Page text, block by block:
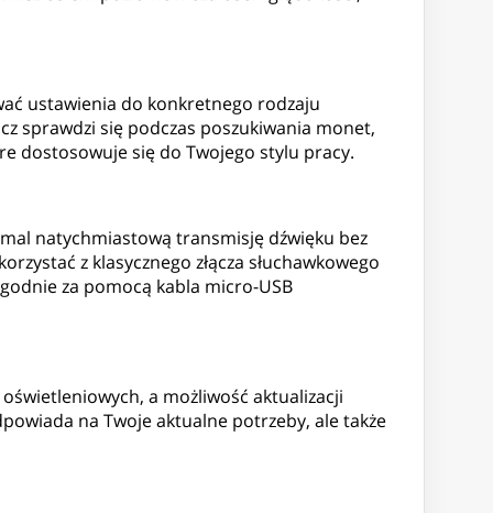
ustawienia do konkretnego rodzaju
sprawdzi się podczas poszukiwania monet,
dostosowuje się do Twojego stylu pracy.
natychmiastową transmisję dźwięku bez
z klasycznego złącza słuchawkowego
za pomocą kabla micro-USB
a możliwość aktualizacji
na Twoje aktualne potrzeby, ale także